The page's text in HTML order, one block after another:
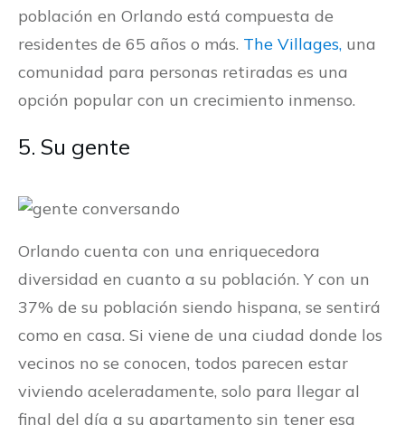
población en Orlando está compuesta de
residentes de 65 años o más. The Villages, una
comunidad para personas retiradas es una
opción popular con un crecimiento inmenso.
5. Su gente
Orlando cuenta con una enriquecedora
diversidad en cuanto a su población. Y con un
37% de su población siendo hispana, se sentirá
como en casa. Si viene de una ciudad donde los
vecinos no se conocen, todos parecen estar
viviendo aceleradamente, solo para llegar al
final del día a su apartamento sin tener esa